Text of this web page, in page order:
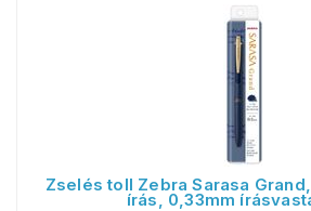
Zselés toll Zebra Sarasa
írás, 0,33mm